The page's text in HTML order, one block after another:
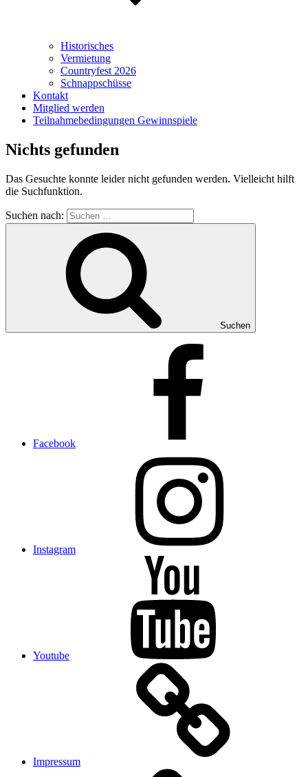
Historisches
Vermietung
Countryfest 2026
Schnappschüsse
Kontakt
Mitglied werden
Teilnahmebedingungen Gewinnspiele
Nichts gefunden
Das Gesuchte konnte leider nicht gefunden werden. Vielleicht hilft
die Suchfunktion.
Suchen nach:
Suchen
Facebook
Instagram
Youtube
Impressum